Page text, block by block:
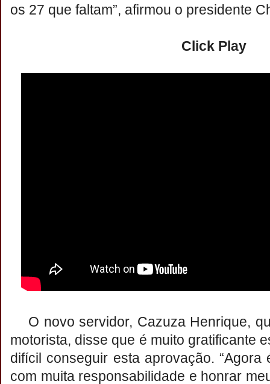
os 27 que faltam”, afirmou o presidente
Click Play
O novo servidor, Cazuza Henrique,
motorista, disse que é muito gratificante
difícil conseguir esta aprovação.
com muita responsabilidade e honrar